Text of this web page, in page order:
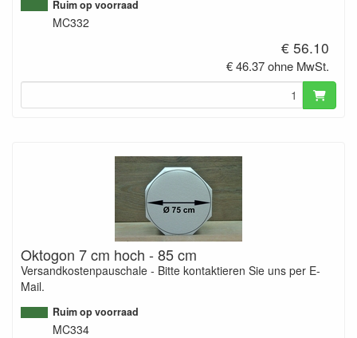
Ruim op voorraad
MC332
€ 56.10
€ 46.37 ohne MwSt.
Oktogon 7 cm hoch - 85 cm
Versandkostenpauschale - Bitte kontaktieren Sie uns per E-
Mail.
Ruim op voorraad
MC334